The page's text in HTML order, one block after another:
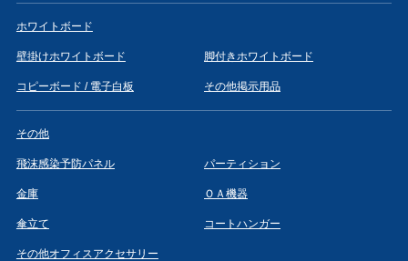
ホワイトボード
壁掛けホワイトボード 脚付きホワイトボード
コピーボード / 電子白板 その他掲示用品
その他
飛沫感染予防パネル パーティション
金庫 ＯＡ機器
傘立て コートハンガー
その他オフィスアクセサリー